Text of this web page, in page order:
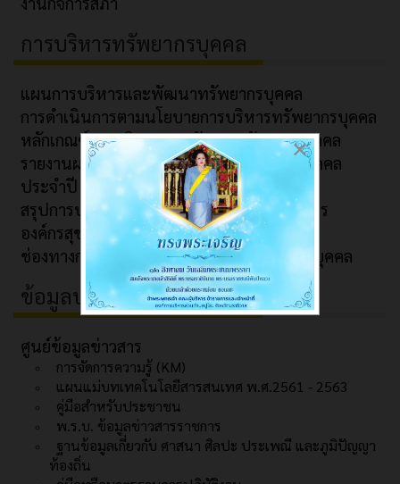
การบริหารทรัพยากรบุคคล
แผนการบริหารและพัฒนาทรัพยากรบุคคล
การดำเนินการตามนโยบายการบริหารทรัพยากรบุคคล
หลักเกณฑ์การบริหารและพัฒนาทรัพยากรบุคคล
รายงานผลการบริหารและพัฒนาทรัพยากรบุคคล
ประจำปี
สรุปการประชุมมอบนโยบายการปฏิบัติราชการ
องค์กรสุขภาวะ (Happy Workplace)
ช่องทางการรับฟังข้อร้องเรียนด้านทรัพยากรบุคคล
ข้อมูลบริการ
ศูนย์ข้อมูลข่าวสาร
การจัดการความรู้ (KM)
แผนแม่บทเทคโนโลยีสารสนเทศ พ.ศ.2561 - 2563
คู่มือสำหรับประชาชน
พ.ร.บ. ข้อมูลข่าวสารราชการ
ฐานข้อมูลเกี่ยวกับ ศาสนา ศิลปะ ประเพณี และภูมิปัญญา
ท้องถิ่น
×